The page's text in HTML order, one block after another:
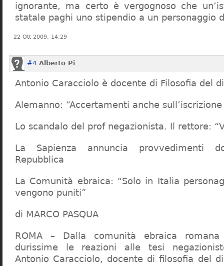
ignorante, ma certo è vergognoso che
statale paghi uno stipendio a un personaggio
22 Ott 2009, 14:29
#4 Alberto Pi
Antonio Caracciolo è docente di Filosofia del
Alemanno: “Accertamenti anche
Lo scandalo del prof negazionista. Il rettore:
La Sapienza annuncia provvedimenti
Repubblica
La Comunità ebraica: “Solo in Italia
vengono puniti”
di MARCO PASQUA
ROMA – Dalla comunità ebraica
durissime le reazioni alle tesi
Antonio Caracciolo, docente di filosofia del